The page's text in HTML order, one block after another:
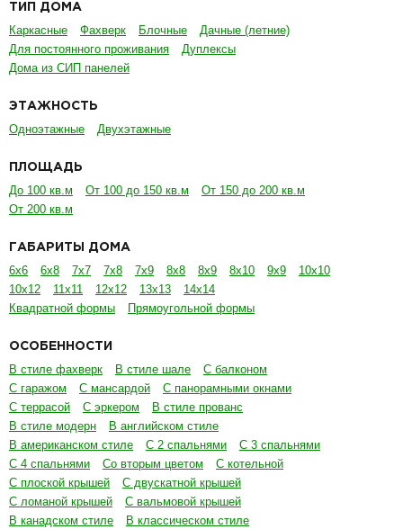
ТИП ДОМА
Каркасные Фахверк Блочные
Дачные (летние)
Для постоянного проживания
Дуплексы
Дома из СИП панелей
ЭТАЖНОСТЬ
Одноэтажные Двухэтажные
ПЛОЩАДЬ
До 100 кв.м От 100 до 150 кв.м
От 150 до 200 кв.м
От 200 кв.м
ГАБАРИТЫ ДОМА
6х6 6х8 7х7 7х8 7х9 8х8 8х9 8х10 9х9
10х10
10х12
11х11 12х12 13х13
14х14
Квадратной формы
Прямоугольной формы
ОСОБЕННОСТИ
В стиле фахверк В стиле шале
С балконом
С гаражом
С мансардой
С панорамными окнами
С террасой
С эркером
В стиле прованс
В стиле модерн
В английском стиле
В американском стиле
С 2 спальнями
С 3 спальнями
С 4 спальнями
Со вторым цветом
С котельной
С плоской крышей
С двускатной крышей
С ломаной крышей
С вальмовой крышей
В канадском стиле
В классическом стиле